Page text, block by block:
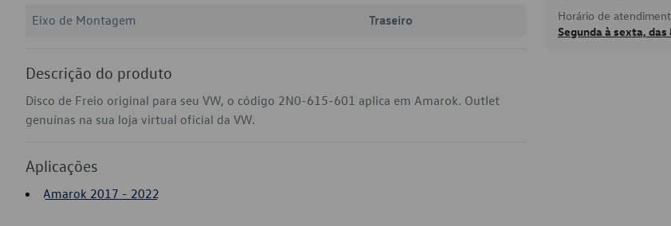
Eixo de Montagem Traseiro
Descrição do produto
Disco de Freio original para seu VW, o código 2N0-615-601 aplica em Amarok. Outlet
genuínas na sua loja virtual oficial da VW.
Aplicações
Amarok 2017 - 2022
Horário de
Segunda à sexta, das